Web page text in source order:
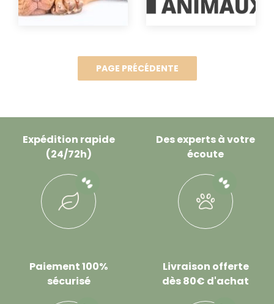
Expédition rapide
(24/72h)
Des experts à votre
écoute
Paiement 100%
sécurisé
Livraison offerte
dès 80€ d'achat